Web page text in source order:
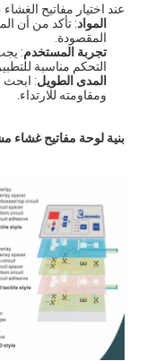
المنزل
المنتجات
عند اختيار مفاتيح
المواد: تأكد من أن
المقصودة.
تجربة المستخدم:
التحكم مناسبة
المدى الطويل: ابحث
ومقاومته للارتداء.
بنية لوحة مفاتيح غشاء